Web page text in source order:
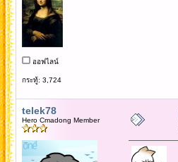
ออฟไลน์
กระทู้: 3,724
telek78
Hero Cmadong Member